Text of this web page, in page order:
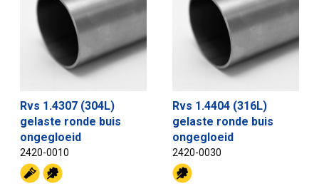
Rvs 1.4307 (304L)
gelaste ronde buis
ongegloeid
2420-0010
Rvs 1.4404 (316L)
gelaste ronde buis
ongegloeid
2420-0030